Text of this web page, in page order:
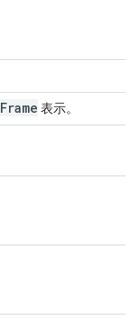
Frame 表示。